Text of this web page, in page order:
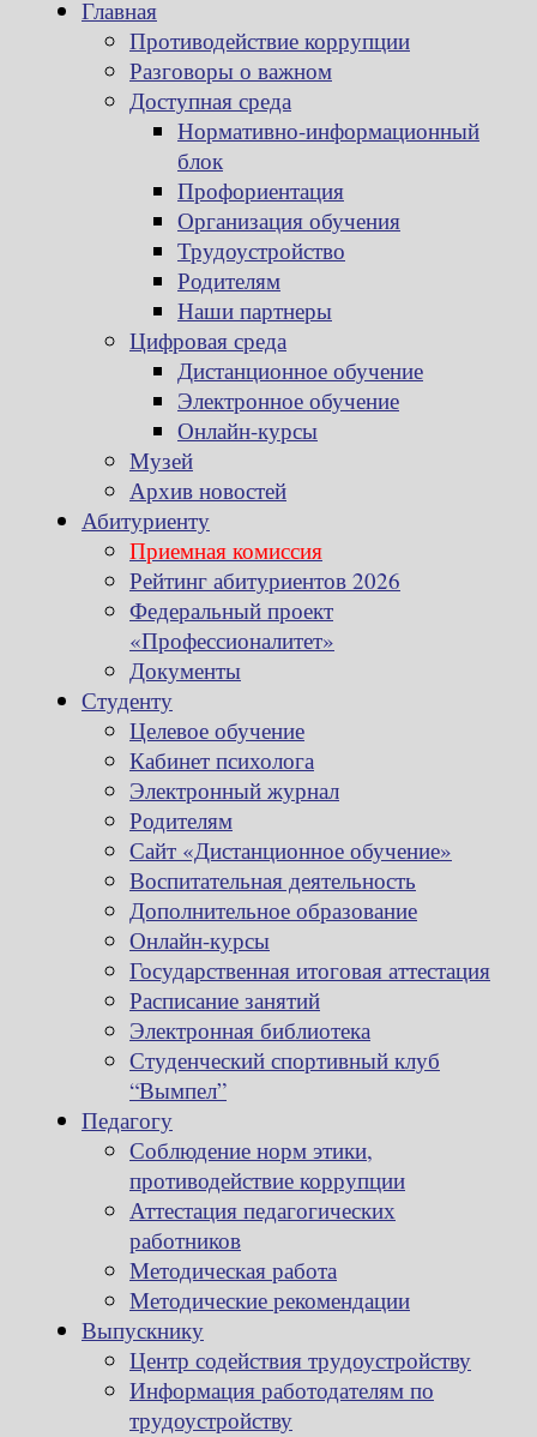
Главная
Противодействие коррупции
Разговоры о важном
Доступная среда
Нормативно-информационный
блок
Профориентация
Организация обучения
Трудоустройство
Родителям
Наши партнеры
Цифровая среда
Дистанционное обучение
Электронное обучение
Онлайн-курсы
Музей
Архив новостей
Абитуриенту
Приемная комиссия
Рейтинг абитуриентов 2026
Федеральный проект
«Профессионалитет»
Документы
Студенту
Целевое обучение
Кабинет психолога
Электронный журнал
Родителям
Сайт «Дистанционное обучение»
Воспитательная деятельность
Дополнительное образование
Онлайн-курсы
Государственная итоговая аттестация
Расписание занятий
Электронная библиотека
Студенческий спортивный клуб
“Вымпел”
Педагогу
Соблюдение норм этики,
противодействие коррупции
Аттестация педагогических
работников
Методическая работа
Методические рекомендации
Выпускнику
Центр содействия трудоустройству
Информация работодателям по
трудоустройству